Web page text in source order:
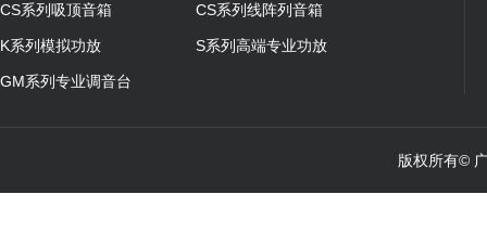
CS系列吸顶音箱 CS系列线阵列音箱
K系列模拟功放 S系列高端专业功放
GM系列专业调音台
版权所有©